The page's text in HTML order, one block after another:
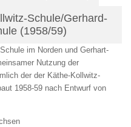
Schule/Gerhard-
(1958/59)
im Norden und Gerhart-
Nutzung der
der der Käthe-Kollwitz-
1958-59 nach Entwurf von